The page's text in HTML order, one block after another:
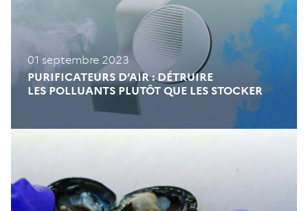
PURIFICATEURS D’AIR : DÉTRUIRE
LES POLLUANTS PLUTÔT QUE LES STOCKER
01 septembre 2023